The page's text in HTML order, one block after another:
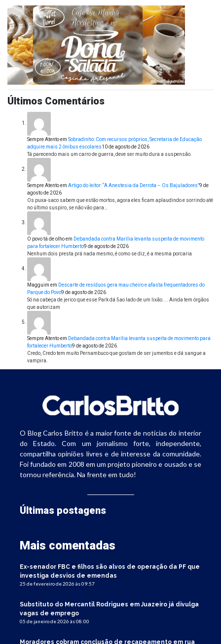
Últimos Comentários
Sempre Atentoem Sobradinho: Com recursos próprios, Secretaria de Educação
adquire mais 2 ônibus escolares10 de agosto de 2026
Tá parecendo mais um carro de guerra, deve ser muito dura a suspensão.
Sempre Atentoem Artigo do leitor: “A Anestesia da Derrota – Os Bajuladores”9 de
agosto de 2026
Os puxa-saco sabem que estão mortos, agora eles ficam aplaudindo e sorrindo até
no último suspiro, se não vão para…
O povo tá de olhoem Debandada contra Marília levanta suspeita de movimento
para fortalecer Humberto9 de agosto de 2026
Nenhum dois presta prá nada mesmo, é como se diz, é a mesma porcaria
Magguim em Descarte de resíduos gera mau cheiro e afasta frequentadores do
Parque do Povo9 de agosto de 2026
Só na cabeça de jerico que esse Park dá 5ao lado de um lixão.... Ainda tem órgãos
que autorizam
Sempre Atentoem Debandada contra Marília levanta suspeita de movimento para
fortalecer Humberto9 de agosto de 2026
Credo, Credo tem muito Pernambuco que gostam de ser jumentos e dá sangue a
vampira.
O Blog Carlos Britto é a maior fonte de notícias do interior
do Estado. Com um jornalismo forte, independente,
compartilha opiniões livres e de interesse da comunidade.
Foi fundado em 2008 em um projeto pioneiro e ousado e se
tornou referência. Na frente em tudo!
Últimas postagens
Mais comentadas
Ex-senador FBC e filhos são alvos de operação da PF que
investiga desvios de emendas
25 de fevereiro de 2026 às 09:57
Substituto do Mercantil Rodrigues em Juazeiro já divulga
vagas de emprego
05 de janeiro de 2026 às 08:00
Moradores cobram conclusão de recapeamento em rua